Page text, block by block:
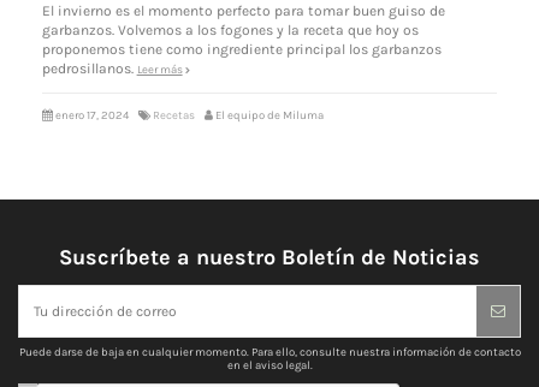
El invierno es el momento perfecto para tomar buen guiso de
garbanzos. Volvemos a los fogones y la receta que hoy os
proponemos tiene como ingrediente principal los garbanzos
pedrosillanos. Leer más
enero 17, 2024 Recetas El equipo de Miluma
Suscríbete a nuestro Boletín de Noticias
Puede darse de baja en cualquier momento. Para ello, consulte nuestra información de contacto
en el aviso legal.